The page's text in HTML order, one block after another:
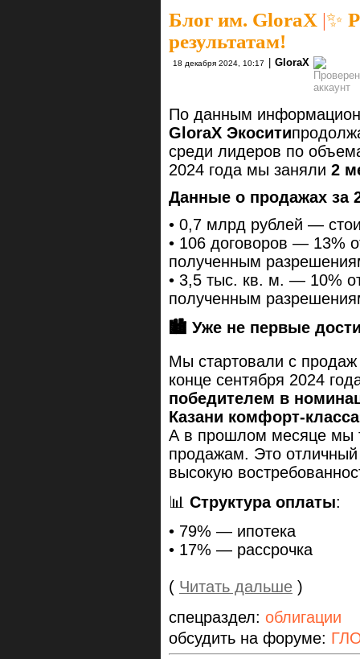
Блог им. GloraX |✨
результатам!
18 декабря 2024, 10:17 GloraX
По данным
GloraX Экосити
среди лидеров по
2024 года мы заняли 2
Данные о продажах за
• 0,7 млрд рублей —
• 106 договоров — 13%
полученным
• 3,5 тыс. кв. м. — 10%
полученным
🏙️ Уже не первые
Мы стартовали с
конце сентября 2024
победителем в
Казани комфорт-
А в прошлом месяце мы
продажам. Это отличный
высокую
📊 Структура оплаты:
• 79% — ипотека
• 17% — рассрочка
( Читать дальше )
спецраздел: облигации
обсудить на форуме: